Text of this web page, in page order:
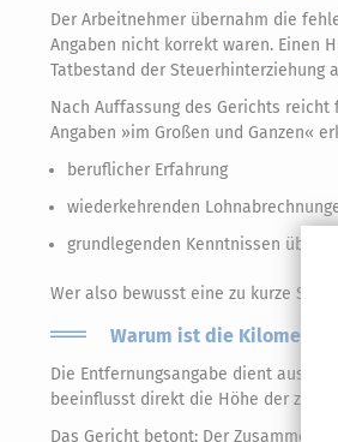
Der Arbeitnehmer übernahm die
Angaben nicht korrekt waren. Einen
Tatbestand der Steuerhinterziehung
Nach Auffassung des Gerichts
Angaben »im Großen und Ganzen«
beruflicher Erfahrung
wiederkehrenden
grundlegenden Kenntnissen über
Wer also bewusst eine zu kurze
Warum ist die
Die Entfernungsangabe dient
beeinflusst direkt die Höhe der zu
Das Gericht betont: Der